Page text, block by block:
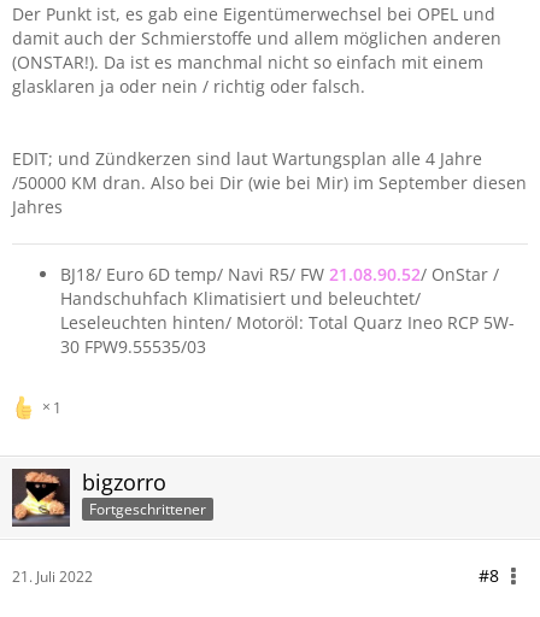
Der Punkt ist, es gab eine Eigentümerwechsel bei OPEL und
damit auch der Schmierstoffe und allem möglichen anderen
(ONSTAR!). Da ist es manchmal nicht so einfach mit einem
glasklaren ja oder nein / richtig oder falsch.
EDIT; und Zündkerzen sind laut Wartungsplan alle 4 Jahre
/50000 KM dran. Also bei Dir (wie bei Mir) im September diesen
Jahres
BJ18/ Euro 6D temp/ Navi R5/ FW 21.08.90.52/ OnStar /
Handschuhfach Klimatisiert und beleuchtet/
Leseleuchten hinten/ Motoröl: Total Quarz Ineo RCP 5W-
30 FPW9.55535/03
1
bigzorro
Fortgeschrittener
21. Juli 2022 #8